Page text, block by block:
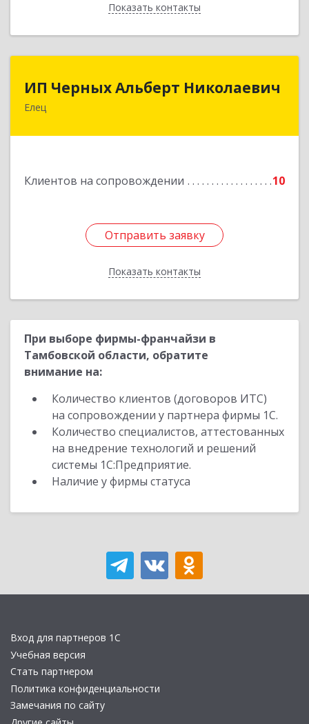
Показать контакты
Назад
ИП Черных Альберт Николаевич
Елец
Клиентов на сопровождении 10
Отправить заявку
Показать контакты
ИП Черных Альберт Николаевич
399771, Липецкая обл, Елец г, Н.Гусевой ул, 56А
Отправить заявку
Назад
При выборе фирмы-франчайзи в
Тамбовской области, обратите
внимание на:
Количество клиентов (договоров ИТС)
на сопровождении у партнера фирмы 1С.
Количество специалистов, аттестованных
на внедрение технологий и решений
системы 1С:Предприятие.
Наличие у фирмы статуса
Вход для партнеров 1С
Учебная версия
Стать партнером
Политика конфиденциальности
Замечания по сайту